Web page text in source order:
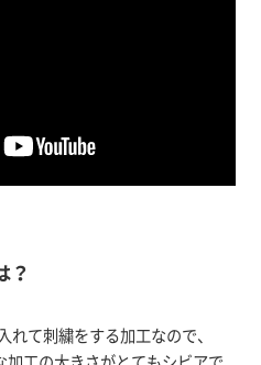
？
れて刺繍をする加工なので、